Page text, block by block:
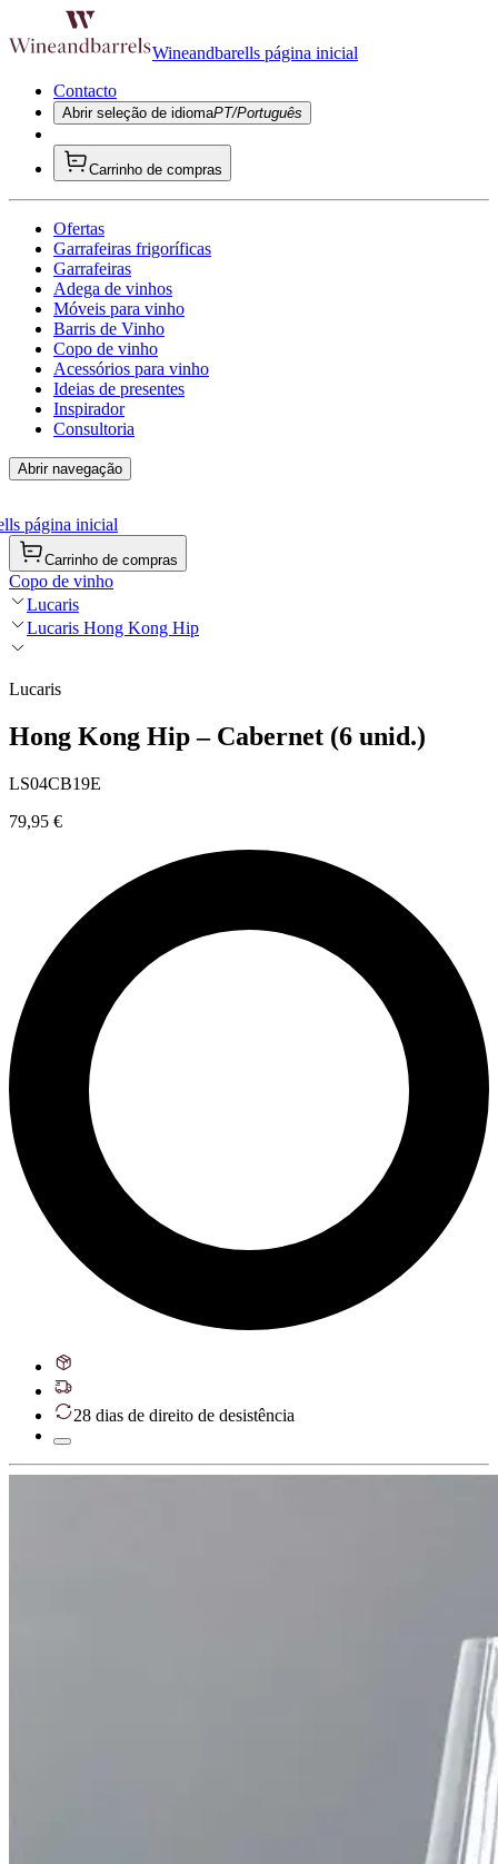
Wineandbarells página inicial
Contacto
Abrir seleção de idiomaPT/Português
Carrinho de compras
Ofertas
Garrafeiras frigoríficas
Garrafeiras
Adega de vinhos
Móveis para vinho
Barris de Vinho
Copo de vinho
Acessórios para vinho
Ideias de presentes
Inspirador
Consultoria
Abrir navegação
página inicial
Carrinho de compras
Copo de vinho
Lucaris
Lucaris Hong Kong Hip
Lucaris
Hong Kong Hip – Cabernet (6 unid.)
LS04CB19E
79,95 €
28 dias de direito de desistência